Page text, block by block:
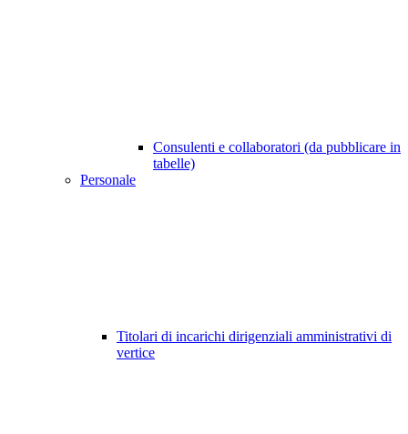
Consulenti e collaboratori (da pubblicare in
tabelle)
Personale
Titolari di incarichi dirigenziali amministrativi di
vertice